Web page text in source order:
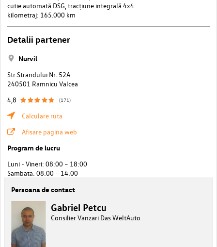
cutie automată DSG, tracțiune integrală 4x4
kilometraj: 165.000 km
Detalii partener
Nurvil
Str.Strandului Nr. 52A
240501 Ramnicu Valcea
4,8
(171)
Calculare ruta
Afisare pagina web
Program de lucru
Luni - Vineri: 08:00 – 18:00
Sambata: 08:00 – 14:00
Persoana de contact
Gabriel Petcu
Consilier Vanzari Das WeltAuto